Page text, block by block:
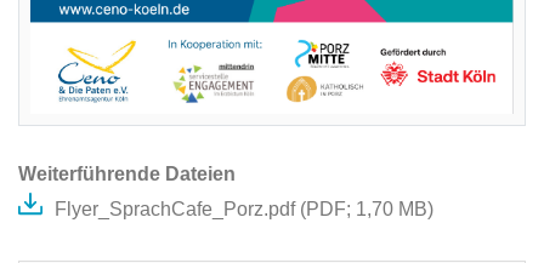
Weiterführende Dateien
Flyer_SprachCafe_Porz.pdf (PDF; 1,70 MB)